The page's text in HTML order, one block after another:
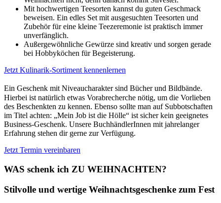
Mit hochwertigen Teesorten kannst du guten Geschmack
beweisen. Ein edles Set mit ausgesuchten Teesorten und
Zubehör für eine kleine Teezeremonie ist praktisch immer
unverfänglich.
Außergewöhnliche Gewürze sind kreativ und sorgen gerade
bei Hobbyköchen für Begeisterung.
Jetzt Kulinarik-Sortiment kennenlernen
Ein Geschenk mit Niveaucharakter sind Bücher und Bildbände.
Hierbei ist natürlich etwas Vorabrecherche nötig, um die Vorlieben
des Beschenkten zu kennen. Ebenso sollte man auf Subbotschaften
im Titel achten: „Mein Job ist die Hölle“ ist sicher kein geeignetes
Business-Geschenk. Unsere BuchhändlerInnen mit jahrelanger
Erfahrung stehen dir gerne zur Verfügung.
Jetzt Termin vereinbaren
WAS schenk ich ZU WEIHNACHTEN?
Stilvolle und wertige Weihnachtsgeschenke zum Fest